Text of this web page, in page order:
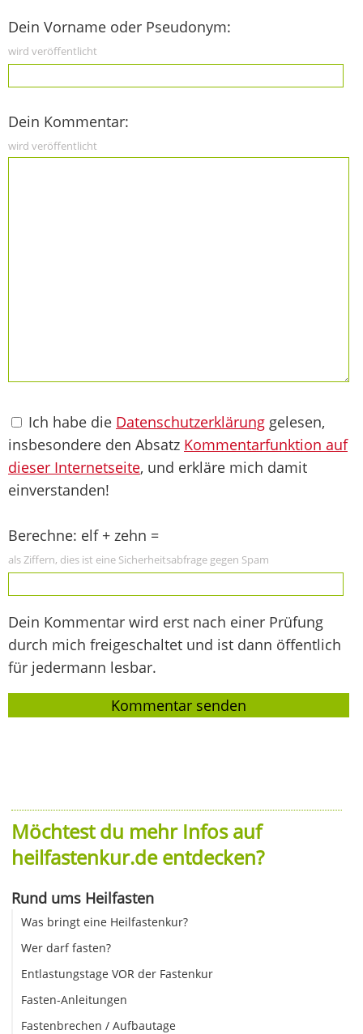
Dein Vorname oder Pseudonym:
wird veröffentlicht
Dein Kommentar:
wird veröffentlicht
Ich habe die Datenschutzerklärung gelesen,
insbesondere den Absatz Kommentarfunktion auf
dieser Internetseite, und erkläre mich damit
einverstanden!
Berechne: elf + zehn =
als Ziffern, dies ist eine Sicherheitsabfrage gegen Spam
Dein Kommentar wird erst nach einer Prüfung
durch mich freigeschaltet und ist dann öffentlich
für jedermann lesbar.
Möchtest du mehr Infos auf
heilfastenkur.de entdecken?
Rund ums Heilfasten
Was bringt eine Heilfastenkur?
Wer darf fasten?
Entlastungstage VOR der Fastenkur
Fasten-Anleitungen
Fastenbrechen / Aufbautage